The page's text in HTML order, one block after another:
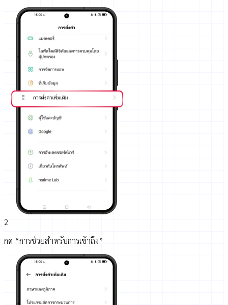
2
กด “การช่วยสำหรับการเข้าถึง”